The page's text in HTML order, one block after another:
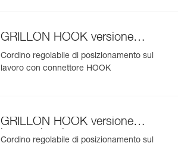
GRILLON HOOK versione
europea
Cordino regolabile di posizionamento sul
lavoro con connettore HOOK
GRILLON HOOK versione
internazionale
Cordino regolabile di posizionamento sul